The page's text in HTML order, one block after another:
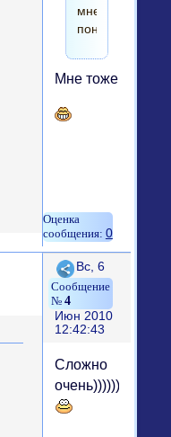
мне
понравилась
Мне тоже
0
Поделиться
4
Вс, 6
Июн 2010
12:42:43
Сложно
очень))))))))))